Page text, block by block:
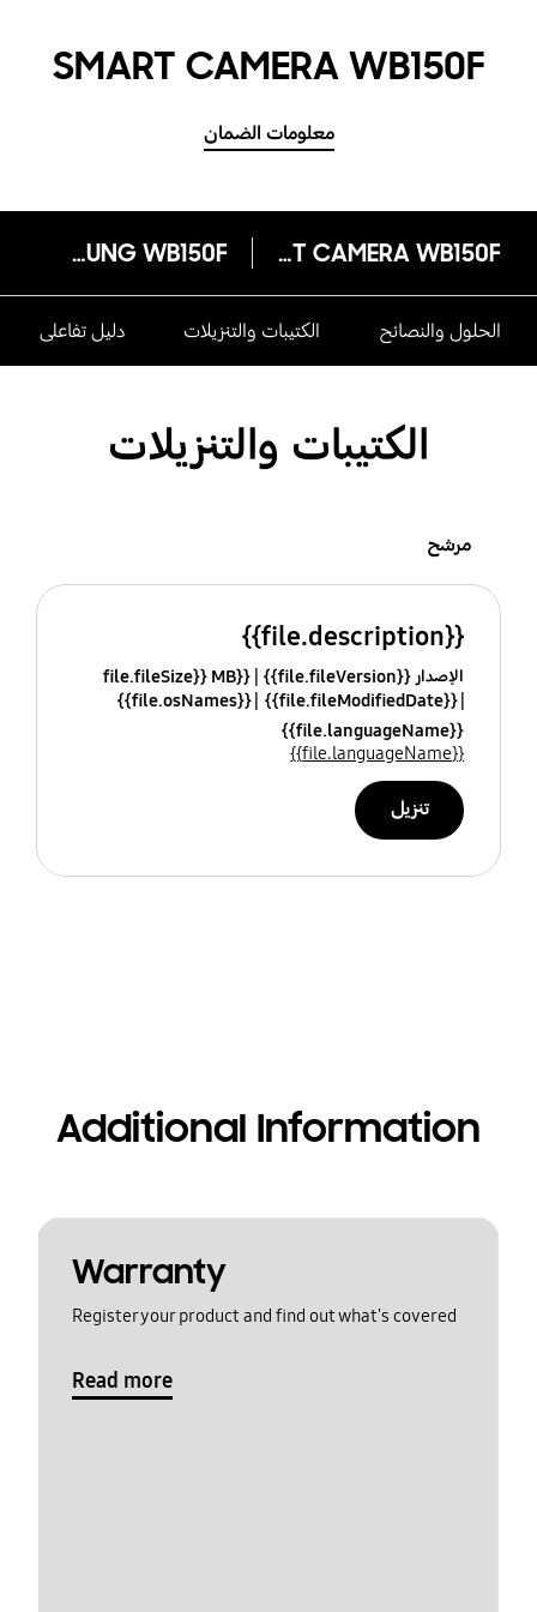
SMART CAMERA WB150F
معلومات الضمان
SMART CAMERA WB150F
SAMSUNG WB150F
الحلول والنصائح الكتيبات والتنزيلات دليل تفاعلى
الكتيبات والتنزيلات
مرشح
{{file.description}}
الإصدار {{file.fileVersion}}
{{file.fileSize}} MB
{{file.fileModifiedDate}}
{{file.osNames}}
{{file.languageName}}
{{file.languageName}}
تنزيل
Additional Information
Warranty
Register your product and find out what's covered
Read more